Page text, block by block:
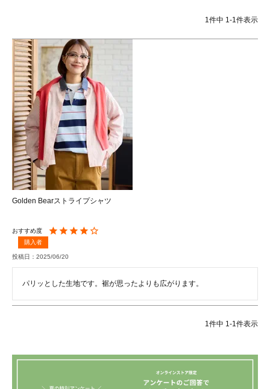
1件中 1-1件表示
Golden Bearストライプシャツ
購入者
投稿日 2025/06/20
パリッとした生地です。裾が思ったよりも広がります。
1件中 1-1件表示